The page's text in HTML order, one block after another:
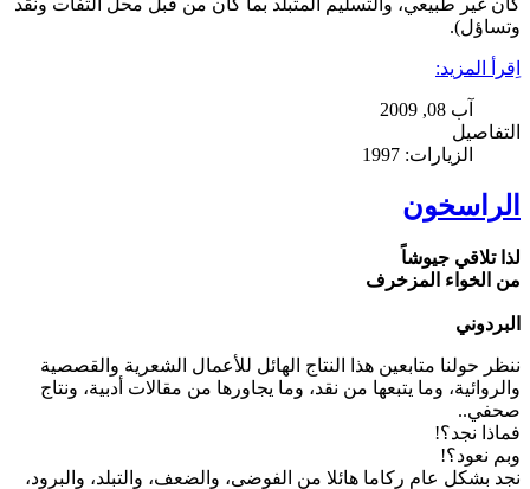
كان غير طبيعي، والتسليم المتبلد بما كان من قبل محلّ التفات ونقد
وتساؤل).
اِقرأ المزيد:
آب 08, 2009
التفاصيل
الزيارات: 1997
الراسخون
لذا تلاقي جيوشاً
من الخواء المزخرف
البردوني
ننظر حولنا متابعين هذا النتاج الهائل للأعمال الشعرية والقصصية
والروائية، وما يتبعها من نقد، وما يجاورها من مقالات أدبية، ونتاج
صحفي..
فماذا نجد؟!
وبم نعود؟!
نجد بشكل عام ركاما هائلا من الفوضى، والضعف، والتبلد، والبرود،